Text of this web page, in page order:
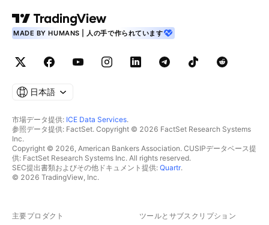
MADE BY HUMANS | 人の手で作られています
日本語
市場データ提供: ICE Data Services.
参照データ提供: FactSet. Copyright © 2026 FactSet Research Systems
Inc.
Copyright © 2026, American Bankers Association. CUSIPデータベース提
供: FactSet Research Systems Inc. All rights reserved.
SEC提出書類およびその他ドキュメント提供: Quartr.
© 2026 TradingView, Inc.
主要プロダクト ツールとサブスクリプション